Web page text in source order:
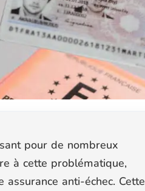
pour de nombreux
à cette problématique,
assurance anti-échec. Cette